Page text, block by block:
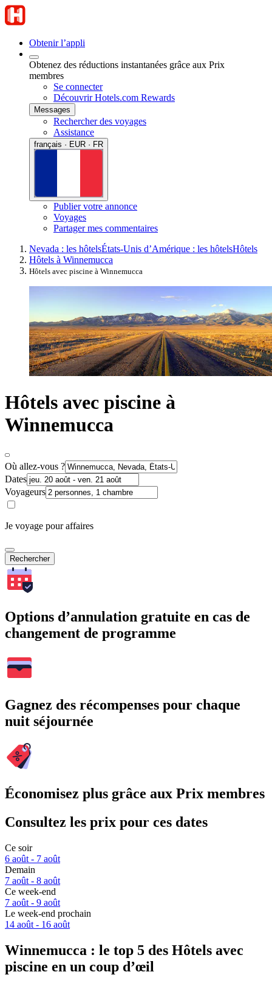
Obtenir l’appli
Obtenez des réductions instantanées grâce aux Prix
membres
Se connecter
Découvrir Hotels.com Rewards
Messages
Rechercher des voyages
Assistance
français · EUR · FR
Publier votre annonce
Voyages
Partager mes commentaires
Nevada : les hôtelsÉtats-Unis d’Amérique : les hôtelsHôtels
Hôtels à Winnemucca
Hôtels avec piscine à Winnemucca
Hôtels avec piscine à
Winnemucca
Où allez-vous ?
Dates
Voyageurs
Je voyage pour affaires
Rechercher
Options d’annulation gratuite en cas de
changement de programme
Gagnez des récompenses pour chaque
nuit séjournée
Économisez plus grâce aux Prix membres
Consultez les prix pour ces dates
Ce soir
6 août - 7 août
Demain
7 août - 8 août
Ce week-end
7 août - 9 août
Le week-end prochain
14 août - 16 août
Winnemucca : le top 5 des Hôtels avec
piscine en un coup d’œil